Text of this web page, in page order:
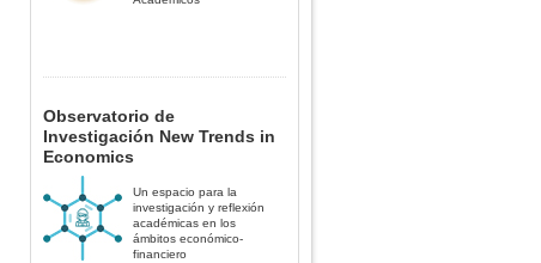
Observatorio de
Investigación New Trends in
Economics
Un espacio para la
investigación y reflexión
académicas en los
ámbitos económico-
financiero